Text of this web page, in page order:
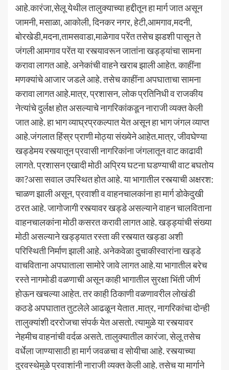
आहे.कारंजा,सेलू येथील तालुक्याच्या हद्दीतून हा मार्ग जात असून
जामनी, मसाळा, आकोली, दिनकर नगर, हेटी,आमगाव,मदनी,
बोरखेडी,मदना,तामसवाडा,माळेगाव परेंत तसेच झडशी पासून ते
जंगली आमगाव परेंत या रस्त्यावरून जातांना खड्ड्यांचा सामना
करावा लागत आहे. अनेकांची वाहने खराब झाली आहेत. काहींना
मणक्यांचे आजार जडले आहे. तसेच काहींना अपघाताचा सामना
करावा लागत आहे.मात्र, प्रशासन, लोक प्रतिनिधी व राजकीय
नेत्यांचे दुर्लक्ष होत असल्याचे नागरिकांकडून नाराजी व्यक्त केली
जात आहे. हा भाग व्याघ्रप्रकल्पात येत असून हा भाग जंगल व्याप्त
आहे.जंगलात हिंस्र प्राणी मोठ्या संख्येने आहेत.मात्र, जीवघेण्या
खड्डेमय रस्त्यातून प्रवासी नागरिकांना जंगलातून वाट काढावी
लागते. प्रशासन एखादी मोठी अप्रिय घटना घडण्याची वाट बघतोय
का?असा सवाल उपस्थित होत आहे. या भागातील रस्त्याची अक्षरश:
चाळण झाली असून, प्रवाशी व वाहनचालकांना हा मार्ग डोकेदुखी
ठरत आहे. जागोजागी रस्त्यावर खड्डे असल्याने वाहन चालविताना
वाहनचालकांना मोठी कसरत करावी लागत आहे. खड्ड्यांची संख्या
मोठी असल्याने खड्ड्यात रस्ता की रस्त्यात खड्डा अशी
परिस्थिती निर्माण झाली आहे. अनेकवेळा दुचाकीस्वारांना खड्डे
वाचविताना अपघाताला सामोरे जावे लागत आहे.या भागातील बरेच
रस्ते नागमोडी वळणाची असून काही भागातील सुरक्षा भिंती जीर्ण
होऊन खचल्या आहेत. तर काही ठिकाणी वळणावरील लोखंडी
कठडे अपघातात तुटलेले आढळून येतात .मात्र, नागरिकांचा दोन्ही
तालुक्यांशी दररोजचा संपर्क येत असतो. त्यामुळे या रस्त्यावर
नेहमीच वाहनांची वर्दळ असते. तालुक्यातील कारंजा, सेलू तसेच
वर्धेला जाण्यासाठी हा मार्ग जवळचा व सोयीचा आहे. रस्त्याच्या
दुरवस्थेमुळे प्रवाशांनी नाराजी व्यक्त केली आहे. तसेच या मार्गाने